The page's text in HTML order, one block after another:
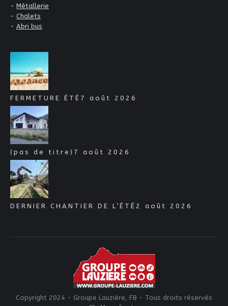
- Métallerie
- Chalets
- Abri bus
FERMETURE ÉTÉ 7 août 2026
(pas de titre) 7 août 2026
DERNIER CHANTIER DE L’ÉTÉ 2 août 2026
Copyright 2024 - Groupe Lauzière, FB - Tous droits réservés